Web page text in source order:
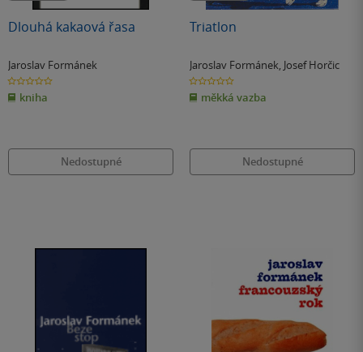
Dlouhá kakaová řasa
Jaroslav Formánek
0.0
z
5
hvězdiček
kniha
Nedostupné
Triatlon
Jaroslav Formánek, Josef Horčic
0.0
z
5
hvězdiček
měkká vazba
Nedostupné